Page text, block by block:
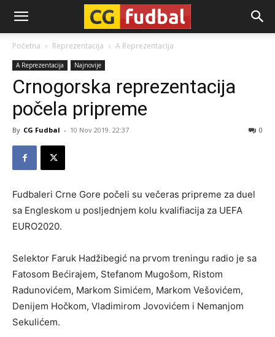
CG-
Fudbal
Početna Reprezentacija A Reprezentacija
A Reprezentacija Najnovije
Crnogorska reprezentacija
počela pripreme
By CG Fudbal - 10 Nov 2019. 22:37 0
Fudbaleri Crne Gore počeli su večeras pripreme za duel
sa Engleskom u posljednjem kolu kvalifiacija za UEFA
EURO2020.
Selektor Faruk Hadžibegić na prvom treningu radio je sa
Fatosom Bećirajem, Stefanom Mugošom, Ristom
Radunovićem, Markom Simićem, Markom Vešovićem,
Denijem Hočkom, Vladimirom Jovovićem i Nemanjom
Sekulićem.